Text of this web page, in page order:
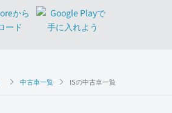
中古車一覧 ISの中古車一覧